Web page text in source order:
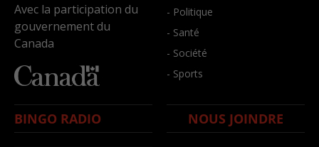
Avec la participation du
gouvernement du
Canada
- Politique
- Santé
- Société
- Sports
BINGO RADIO NOUS JOINDRE